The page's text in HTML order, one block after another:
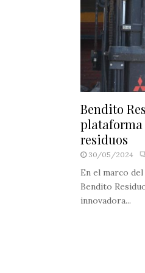
Bendito
residuos
30/05/2024
En el marco
Bendito
innovadora...